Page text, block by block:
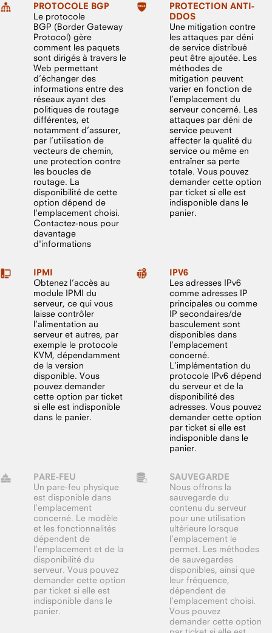
PROTOCOLE BGP
Le protocole
BGP (Border Gateway
Protocol) gère
comment les paquets
sont dirigés à travers le
Web permettant
d’échanger des
informations entre des
réseaux ayant des
politiques de routage
différentes, et
notamment d’assurer,
par l’utilisation de
vecteurs de chemin,
une protection contre
les boucles de
routage. La
disponibilité de cette
option dépend de
l'emplacement choisi.
Contactez-nous pour
davantage
d'informations
PROTECTION ANTI-
DDOS
Une mitigation contre
les attaques par déni
de service distribué
peut être ajoutée. Les
méthodes de
mitigation peuvent
varier en fonction de
l’emplacement du
serveur concerné. Les
attaques par déni de
service peuvent
affecter la qualité du
service ou même en
entraîner sa perte
totale. Vous pouvez
demander cette option
par ticket si elle est
indisponible dans le
panier.
IPMI
Obtenez l’accès au
module IPMI du
serveur, ce qui vous
laisse contrôler
l’alimentation au
serveur et autres, par
exemple le protocole
KVM, dépendamment
de la version
disponible. Vous
pouvez demander
cette option par ticket
si elle est indisponible
dans le panier.
IPV6
Les adresses IPv6
comme adresses IP
principales ou comme
IP secondaires/de
basculement sont
disponibles dans
l’emplacement
concerné.
L’implémentation du
protocole IPv6 dépend
du serveur et de la
disponibilité des
adresses. Vous pouvez
demander cette option
par ticket si elle est
indisponible dans le
panier.
PARE-FEU
Un pare-feu physique
est disponible dans
l’emplacement
concerné. Le modèle
et les fonctionnalités
dépendent de
l’emplacement et de la
disponibilité du
serveur. Vous pouvez
demander cette option
par ticket si elle est
indisponible dans le
panier.
SAUVEGARDE
Nous offrons la
sauvegarde du
contenu du serveur
pour une utilisation
ultérieure lorsque
l’emplacement le
permet. Les méthodes
de sauvegardes
disponibles, ainsi que
leur fréquence,
dépendent de
l’emplacement choisi.
Vous pouvez
demander cette option